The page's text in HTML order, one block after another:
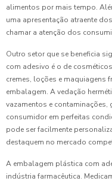
alimentos por mais tempo.
uma apresentação atraente
chamar a atenção dos
Outro setor que se beneficia
com adesivo é o de
cremes, loções e maquiagens
embalagem. A vedação
vazamentos e
consumidor em perfeitas
pode ser facilmente
destaquem no mercado
A embalagem plástica com
indústria farmacêutica.